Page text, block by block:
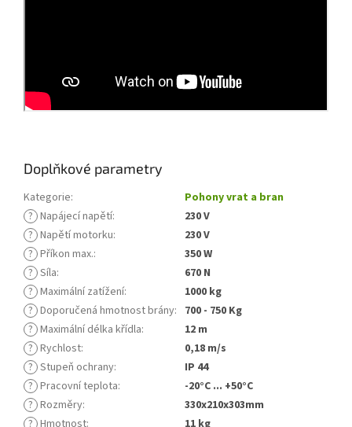
Doplňkové parametry
Kategorie:
Pohony vrat a bran
? Napájecí napětí:
230 V
? Napětí motorku:
230 V
? Příkon max.:
350 W
? Síla:
670 N
? Maximální zatížení:
1000 kg
? Doporučená hmotnost brány: 700 - 750 Kg
? Maximální délka křídla:
12 m
? Rychlost:
0,18 m/s
? Stupeň ochrany:
IP 44
? Pracovní teplota:
-20°C ... +50°C
? Rozměry:
330x210x303mm
? Hmotnost: 11 kg